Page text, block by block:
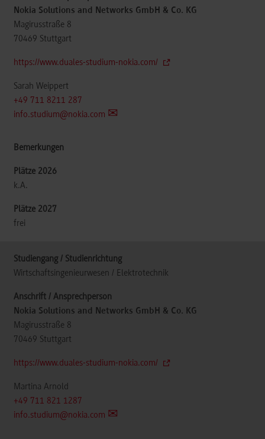
Nokia Solutions and Networks GmbH & Co. KG
Magirusstraße 8
70469 Stuttgart
https://www.duales-studium-nokia.com/
Sarah Weippert
+49 711 8211 287
info.studium@nokia.com
k.A.
frei
Wirtschaftsingenieurwesen / Elektrotechnik
Nokia Solutions and Networks GmbH & Co. KG
Magirusstraße 8
70469 Stuttgart
https://www.duales-studium-nokia.com/
Martina Arnold
+49 711 821 1287
info.studium@nokia.com